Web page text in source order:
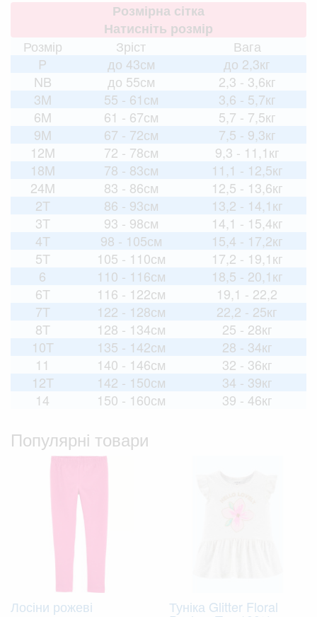
Розмірна сітка
Натисніть розмір
Розмір
Зріст
Вага
P
до 43см
до 2,3кг
NB
до 55см
2,3 - 3,6кг
3M
55 - 61см
3,6 - 5,7кг
6M
61 - 67см
5,7 - 7,5кг
9M
67 - 72см
7,5 - 9,3кг
12M
72 - 78см
9,3 - 11,1кг
18M
78 - 83см
11,1 - 12,5кг
24M
83 - 86см
12,5 - 13,6кг
2T
86 - 93см
13,2 - 14,1кг
3T
93 - 98см
14,1 - 15,4кг
4T
98 - 105см
15,4 - 17,2кг
5T
105 - 110см
17,2 - 19,1кг
6
110 - 116см
18,5 - 20,1кг
6T
116 - 122см
19,1 - 22,2
7T
122 - 128см
22,2 - 25кг
8T
128 - 134см
25 - 28кг
10T
135 - 142см
28 - 34кг
11
140 - 146см
32 - 36кг
12T
142 - 150см
34 - 39кг
14
150 - 160см 39 - 46кг
Популярні товари
Лосіни рожеві Туніка Glitter Floral